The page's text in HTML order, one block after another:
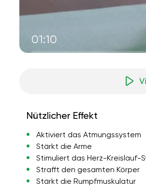
01:10
Nützlicher Effekt
Aktiviert das Atmungssystem
Stärkt die Arme
Stimuliert das Herz-Kreislauf-
Strafft den gesamten Körper
Stärkt die Rumpfmuskulatur